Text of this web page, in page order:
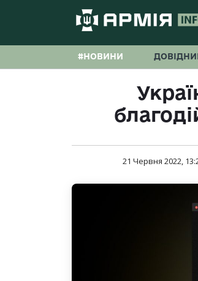
#НОВИНИ
21 Червня 2022,